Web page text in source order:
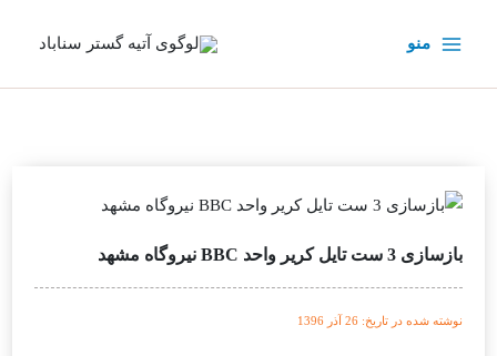
منو
بازسازی 3 ست تایل کریر واحد BBC نیروگاه مشهد
نوشته شده در تاریخ: 26 آذر 1396